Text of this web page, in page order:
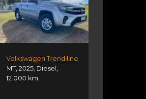
Volkswagen Trendiline
MT,2025 Diesel
12.000 km.